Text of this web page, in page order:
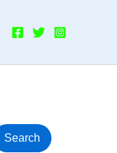
Search